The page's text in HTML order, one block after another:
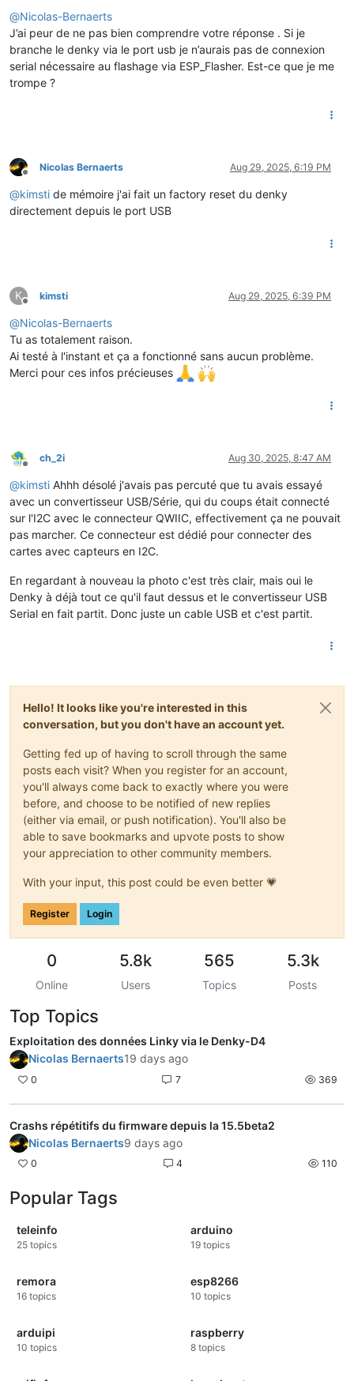
@Nicolas-Bernaerts
J’ai peur de ne pas bien comprendre votre réponse . Si je
branche le denky via le port usb je n’aurais pas de connexion
serial nécessaire au flashage via ESP_Flasher. Est-ce que je me
trompe ?
Offline
Nicolas Bernaerts Aug 29, 2025, 6:19 PM
@kimsti de mémoire j'ai fait un factory reset du denky
directement depuis le port USB
K
Offline
kimsti Aug 29, 2025, 6:39 PM
@Nicolas-Bernaerts
Tu as totalement raison.
Ai testé à l'instant et ça a fonctionné sans aucun problème.
Merci pour ces infos précieuses
Offline
ch_2i Aug 30, 2025, 8:47 AM
@kimsti Ahhh désolé j'avais pas percuté que tu avais essayé
avec un convertisseur USB/Série, qui du coups était connecté
sur l'I2C avec le connecteur QWIIC, effectivement ça ne pouvait
pas marcher. Ce connecteur est dédié pour connecter des
cartes avec capteurs en I2C.
En regardant à nouveau la photo c'est très clair, mais oui le
Denky à déjà tout ce qu'il faut dessus et le convertisseur USB
Serial en fait partit. Donc juste un cable USB et c'est partit.
Hello! It looks like you're interested in this
conversation, but you don't have an account yet.
Getting fed up of having to scroll through the same
posts each visit? When you register for an account,
you'll always come back to exactly where you were
before, and choose to be notified of new replies
(either via email, or push notification). You'll also be
able to save bookmarks and upvote posts to show
your appreciation to other community members.
With your input, this post could be even better 💗
Register Login
0
Online
5.8k
Users
565
Topics
5.3k
Posts
Top Topics
Exploitation des données Linky via le Denky-D4
Nicolas Bernaerts19 days ago
0 7 369
Crashs répétitifs du firmware depuis la 15.5beta2
Nicolas Bernaerts9 days ago
0 4 110
Popular Tags
teleinfo
25 topics
arduino
19 topics
remora
16 topics
esp8266
10 topics
arduipi
10 topics
raspberry
8 topics